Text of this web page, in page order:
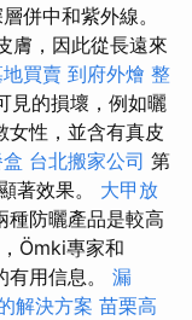
併中和紫外線。
膚，因此從長遠來
買賣 到府外燴 整
見的損壞，例如曬
女性，並含有真皮
台北搬家公司 第
著效果。 大甲放
種防曬產品是較高
Ömki專家和
用信息。 漏
解決方案 苗栗高